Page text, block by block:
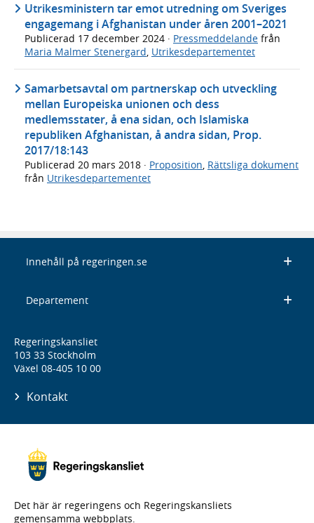
Utrikesministern tar emot utredning om Sveriges
engagemang i Afghanistan under åren 2001–2021
Publicerad 17 december 2024 · Pressmeddelande från
Maria Malmer Stenergard, Utrikesdepartementet
Samarbetsavtal om partnerskap och utveckling
mellan Europeiska unionen och dess
medlemsstater, å ena sidan, och Islamiska
republiken Afghanistan, å andra sidan, Prop.
2017/18:143
Publicerad 20 mars 2018 · Proposition Rättsliga dokument
från Utrikesdepartementet
Innehåll på regeringen.se
Departement
Regeringskansliet
103 33 Stockholm
Växel 08-405 10 00
Kontakt
Det här är regeringens och Regeringskansliets
gemensamma webbplats.